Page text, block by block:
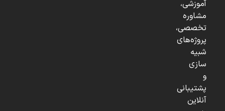
آموزشی،
مشاوره
تخصصی،
پروژه‌های
شبیه
سازی
و
پشتیبانی
آنلاین